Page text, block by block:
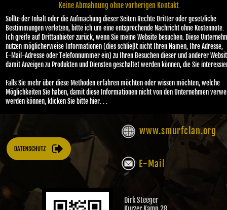
E-Mail
www.smurfclan.org
Dirk Steeger
KeineAbmahnung ohnevorherigen Kontakt.
Sollte der Inhalt oder die Aufmachung dieser Seiten Rechte Dritter oder gesetzliche
Bestimmungen verletzen, bitte ich um eine entsprechende Nachricht ohne Kostennote.
Ich greife auf Drittanbieter zurück, wenn Sie meine Website besuchen. Diese
nutzen möglicherweise Informationen (dies schließt nicht Ihren Namen, Ihre Adresse,
E-Mail-Adresse oder Telefonnummer ein) zu Ihren Besuchen dieser und anderer
damit Anzeigen zu Produkten und Diensten geschaltet werden können, die Sie
Falls Sie mehr über diese Methoden erfahren möchten oder wissen möchten, welche
Möglichkeiten Sie haben, damit diese Informationen nicht von den Unternehmen
werden können, klicken Sie bitte hier. . .